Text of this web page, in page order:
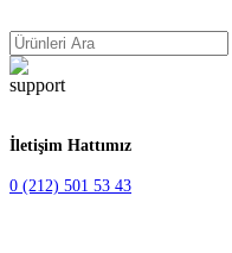
İletişim Hattımız
0 (212) 501 53 43